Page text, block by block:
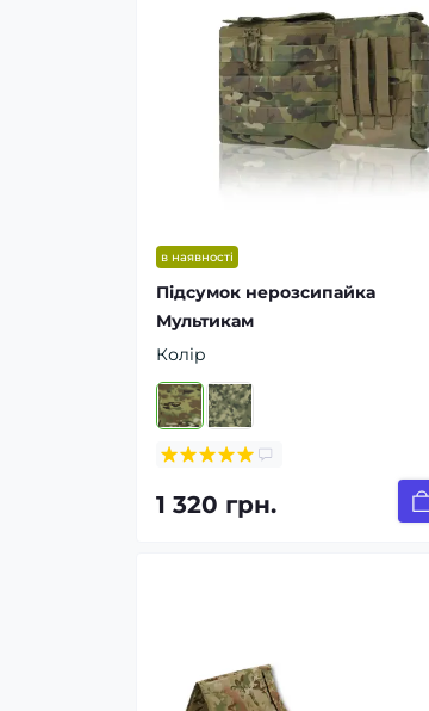
в наявності
Підсумок нерозсипайка
Мультикам
Колір
1 320 грн.